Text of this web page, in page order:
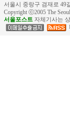
서울시 중랑구 겸재로 49
Copyright ⓒ2005 The
서울포스트 자체기사는